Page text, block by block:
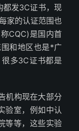
都发3C证书，现
家的认证范围也
CQC)是国内首
和地区也是*广
多3C证书都是
机构现在大部分
验室，例如中认
等等，这些实验